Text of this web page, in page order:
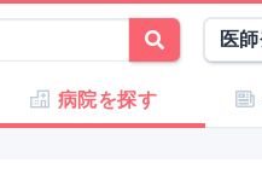
医
病院を探す